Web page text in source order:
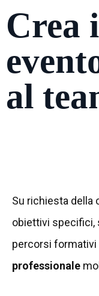
Crea
al
Su richiesta della
obiettivi specifici,
percorsi formativi
professionale